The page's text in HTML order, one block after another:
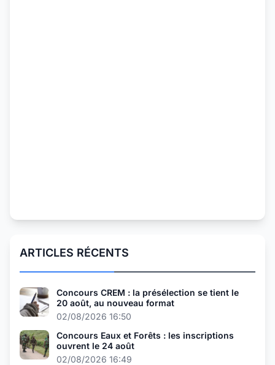
ARTICLES RÉCENTS
Concours CREM : la présélection se tient le
20 août, au nouveau format
02/08/2026 16:50
Concours Eaux et Forêts : les inscriptions
ouvrent le 24 août
02/08/2026 16:49